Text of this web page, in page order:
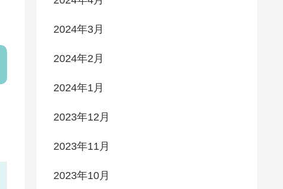
2024年3月
2024年2月
2024年1月
2023年12月
2023年11月
2023年10月